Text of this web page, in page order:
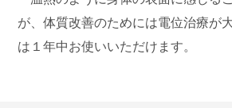
が、体質改善のためには電位治療が
は１年中お使いいただけます。